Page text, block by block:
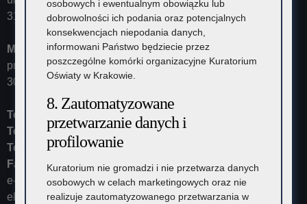
31-153 Kraków
Małopolski Kurator Oświaty
przyjmuje ul. Kazimierza Morawskiego 5,
30-102 Kraków
Tel:
Tel:
12 448-11-15
Tel:
12 448-11-20
Fax:
12 448-11-62
e-mail:
kurator@kuratorium.krakow.pl
ePUAP (adres skrytki): /KOKrakow/skrytka
osobowych i ewentualnym obowiązku lub
dobrowolności ich podania oraz potencjalnych
konsekwencjach niepodania danych,
informowani Państwo będziecie przez
poszczególne komórki organizacyjne Kuratorium
Oświaty w Krakowie.
8. Zautomatyzowane
przetwarzanie danych i
profilowanie
Kuratorium nie gromadzi i nie przetwarza danych
osobowych w celach marketingowych oraz nie
realizuje zautomatyzowanego przetwarzania w